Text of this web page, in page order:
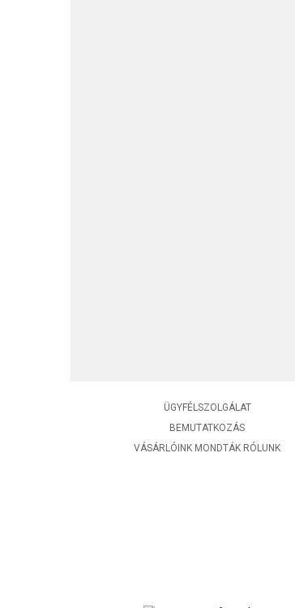
ÜGYFÉLSZOLGÁLAT
BEMUTATKOZÁS
VÁSÁRLÓINK MONDTÁK RÓLUNK